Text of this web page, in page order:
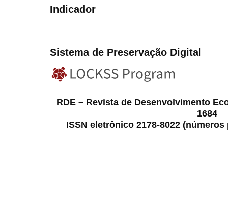
Indicador
Sistema de Preservação Digital
RDE – Revista de Desenvolvimento
1684
ISSN eletrônico 2178-8022